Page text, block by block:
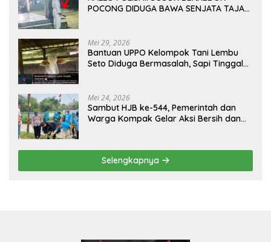
POCONG DIDUGA BAWA SENJATA TAJAM
Mei 29, 2026
Bantuan UPPO Kelompok Tani Lembu
Seto Diduga Bermasalah, Sapi Tinggal
Mei 24, 2026
Sambut HJB ke-544, Pemerintah dan
Warga Kompak Gelar Aksi Bersih dan
Selengkapnya